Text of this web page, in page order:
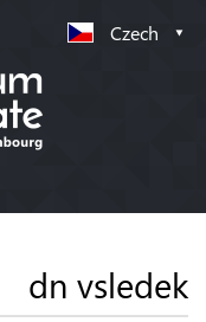
Czech
dn vsledek